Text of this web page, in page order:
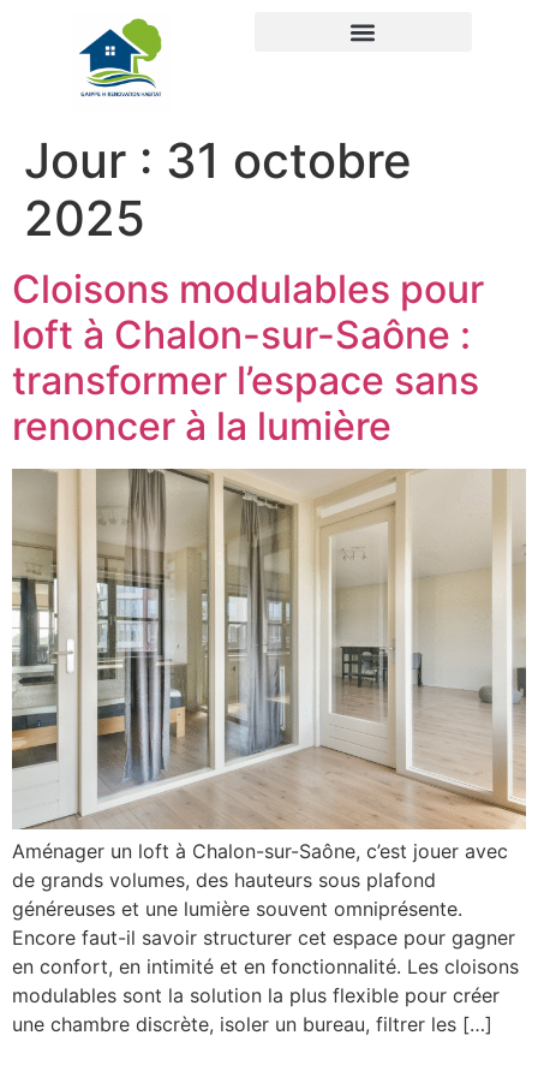
Jour : 31 octobre
2025
Cloisons modulables pour
loft à Chalon-sur-Saône :
transformer l’espace sans
renoncer à la lumière
Aménager un loft à Chalon-sur-Saône, c’est jouer avec
de grands volumes, des hauteurs sous plafond
généreuses et une lumière souvent omniprésente.
Encore faut-il savoir structurer cet espace pour gagner
en confort, en intimité et en fonctionnalité. Les cloisons
modulables sont la solution la plus flexible pour créer
une chambre discrète, isoler un bureau, filtrer les […]